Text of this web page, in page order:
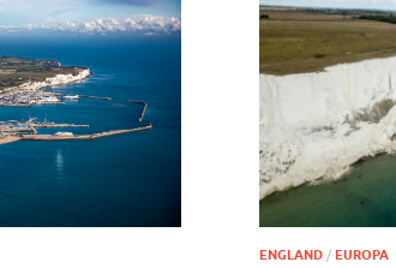
ENGLAND / EUROPA